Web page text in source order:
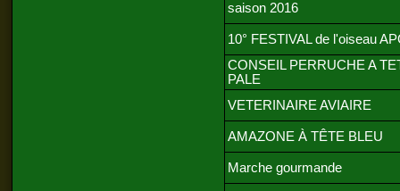
saison 2016
10° FESTIVAL de l'oiseau
CONSEIL PERRUCHE A
PALE
VETERINAIRE AVIAIRE
AMAZONE À TÊTE BLEU
Marche gourmande